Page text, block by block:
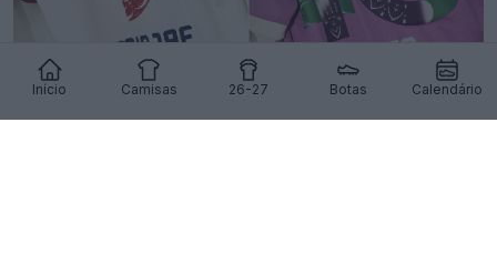
Início Camisas 26-27 Botas Calendário
Bayern de Munique para os amistosos na Ásia